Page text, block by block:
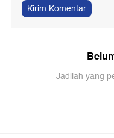
Kirim Komentar
Jadilah yang